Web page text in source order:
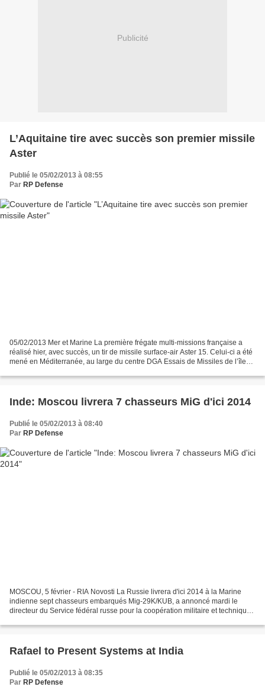
Publicité
L’Aquitaine tire avec succès son premier missile
Aster
Publié le 05/02/2013 à 08:55
Par RP Defense
05/02/2013 Mer et Marine La première frégate multi-missions française a
réalisé hier, avec succès, un tir de missile surface-air Aster 15. Celui-ci a été
mené en Méditerranée, au large du centre DGA Essais de Missiles de l’île
Inde: Moscou livrera 7 chasseurs MiG d'ici 2014
Publié le 05/02/2013 à 08:40
Par RP Defense
MOSCOU, 5 février - RIA Novosti La Russie livrera d'ici 2014 à la Marine
indienne sept chasseurs embarqués Mig-29K/KUB, a annoncé mardi le
directeur du Service fédéral russe pour la coopération militaire et technique
Rafael to Present Systems at India
Publié le 05/02/2013 à 08:35
Par RP Defense